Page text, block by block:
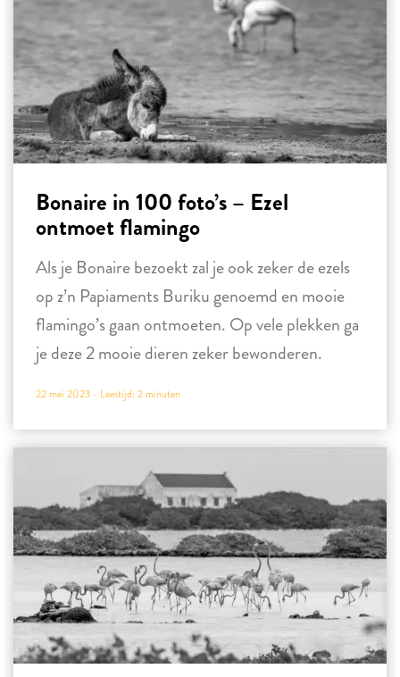
Bonaire in 100 foto’s – Ezel
ontmoet flamingo
Als je Bonaire bezoekt zal je ook zeker de ezels
op z’n Papiaments Buriku genoemd en mooie
flamingo’s gaan ontmoeten. Op vele plekken ga
je deze 2 mooie dieren zeker bewonderen.
22 mei 2023 - Leestijd: 2minuten